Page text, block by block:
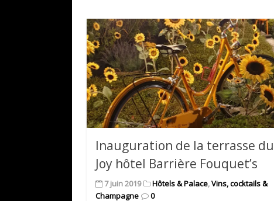
Inauguration de la terrasse du
Joy hôtel Barrière Fouquet’s
7 juin 2019 Hôtels & Palace,Vins, cocktails &
Champagne
0